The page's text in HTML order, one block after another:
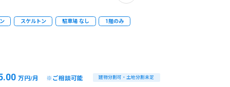
スケルトン 駐車場 なし 1階のみ
万円/月 ※ご相談可能 建物分割可・土地分割未定